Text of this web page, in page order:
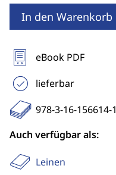
In den Warenkorb
eBook PDF
lieferbar
978-3-16-156614-1
Auch verfügbar als:
Leinen